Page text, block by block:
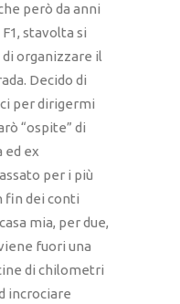
però da anni
stavolta si
di organizzare il
Decido di
per dirigermi
“ospite” di
ed ex
per i più
fin dei conti
mia, per due,
fuori una
di chilometri
incrociare